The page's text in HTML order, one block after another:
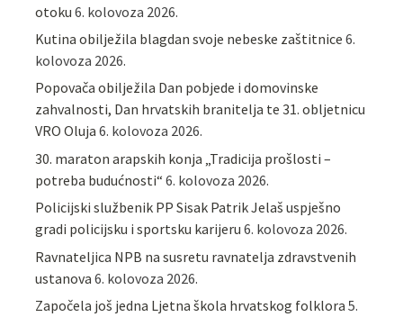
otoku 6. kolovoza 2026.
Kutina obilježila blagdan svoje nebeske zaštitnice 6.
kolovoza 2026.
Popovača obilježila Dan pobjede i domovinske
zahvalnosti, Dan hrvatskih branitelja te 31. obljetnicu
VRO Oluja 6. kolovoza 2026.
30. maraton arapskih konja „Tradicija prošlosti –
potreba budućnosti“ 6. kolovoza 2026.
Policijski službenik PP Sisak Patrik Jelaš uspješno
gradi policijsku i sportsku karijeru 6. kolovoza 2026.
Ravnateljica NPB na susretu ravnatelja zdravstvenih
ustanova 6. kolovoza 2026.
Započela još jedna Ljetna škola hrvatskog folklora 5.